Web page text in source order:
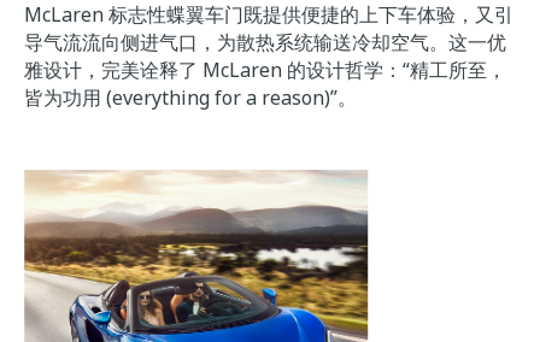
McLaren 标志性蝶翼车门既提供便捷的上下车体验，又引
导气流流向侧进气口，为散热系统输送冷却空气。这一优
雅设计，完美诠释了 McLaren 的设计哲学：“精工所至，
皆为功用 (everything for a reason)”。